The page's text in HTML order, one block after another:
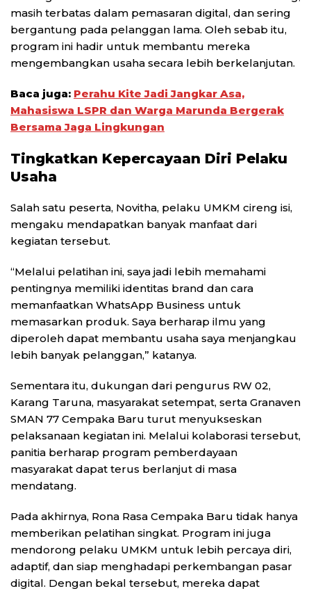
masih terbatas dalam pemasaran digital, dan sering
bergantung pada pelanggan lama. Oleh sebab itu,
program ini hadir untuk membantu mereka
mengembangkan usaha secara lebih berkelanjutan.
Baca juga: Perahu Kite Jadi Jangkar Asa,
Mahasiswa LSPR dan Warga Marunda Bergerak
Bersama Jaga Lingkungan
Tingkatkan Kepercayaan Diri Pelaku
Usaha
Salah satu peserta, Novitha, pelaku UMKM cireng isi,
mengaku mendapatkan banyak manfaat dari
kegiatan tersebut.
“Melalui pelatihan ini, saya jadi lebih memahami
pentingnya memiliki identitas brand dan cara
memanfaatkan WhatsApp Business untuk
memasarkan produk. Saya berharap ilmu yang
diperoleh dapat membantu usaha saya menjangkau
lebih banyak pelanggan,” katanya.
Sementara itu, dukungan dari pengurus RW 02,
Karang Taruna, masyarakat setempat, serta Granaven
SMAN 77 Cempaka Baru turut menyukseskan
pelaksanaan kegiatan ini. Melalui kolaborasi tersebut,
panitia berharap program pemberdayaan
masyarakat dapat terus berlanjut di masa
mendatang.
Pada akhirnya, Rona Rasa Cempaka Baru tidak hanya
memberikan pelatihan singkat. Program ini juga
mendorong pelaku UMKM untuk lebih percaya diri,
adaptif, dan siap menghadapi perkembangan pasar
digital. Dengan bekal tersebut, mereka dapat